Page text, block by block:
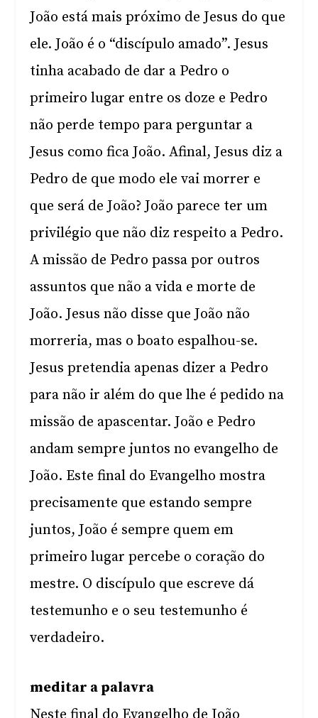
João está mais próximo de Jesus do que
ele. João é o “discípulo amado”. Jesus
tinha acabado de dar a Pedro o
primeiro lugar entre os doze e Pedro
não perde tempo para perguntar a
Jesus como fica João. Afinal, Jesus diz a
Pedro de que modo ele vai morrer e
que será de João? João parece ter um
privilégio que não diz respeito a Pedro.
A missão de Pedro passa por outros
assuntos que não a vida e morte de
João. Jesus não disse que João não
morreria, mas o boato espalhou-se.
Jesus pretendia apenas dizer a Pedro
para não ir além do que lhe é pedido na
missão de apascentar. João e Pedro
andam sempre juntos no evangelho de
João. Este final do Evangelho mostra
precisamente que estando sempre
juntos, João é sempre quem em
primeiro lugar percebe o coração do
mestre. O discípulo que escreve dá
testemunho e o seu testemunho é
verdadeiro.
meditar a palavra